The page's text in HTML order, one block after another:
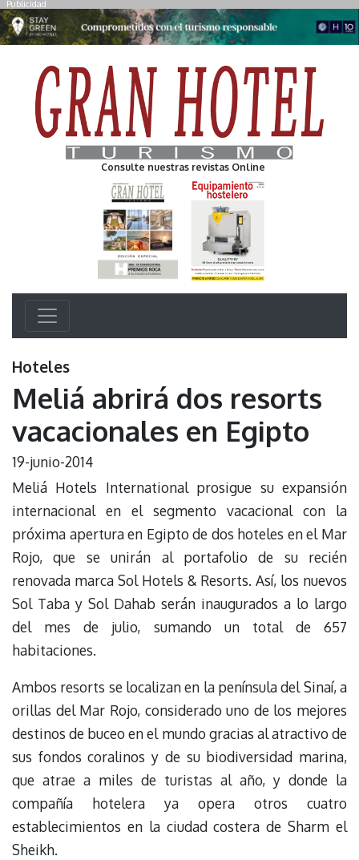
Publicidad
Consulte nuestras revistas Online
Hoteles
Meliá abrirá dos resorts
vacacionales en Egipto
19-junio-2014
Meliá Hotels International prosigue su expansión
internacional en el segmento vacacional con la
próxima apertura en Egipto de dos hoteles en el Mar
Rojo, que se unirán al portafolio de su recién
renovada marca Sol Hotels & Resorts. Así, los nuevos
Sol Taba y Sol Dahab serán inaugurados a lo largo
del mes de julio, sumando un total de 657
habitaciones.
Ambos resorts se localizan en la península del Sinaí, a
orillas del Mar Rojo, considerado uno de los mejores
destinos de buceo en el mundo gracias al atractivo de
sus fondos coralinos y de su biodiversidad marina,
que atrae a miles de turistas al año, y donde la
compañía hotelera ya opera otros cuatro
establecimientos en la ciudad costera de Sharm el
Sheikh.